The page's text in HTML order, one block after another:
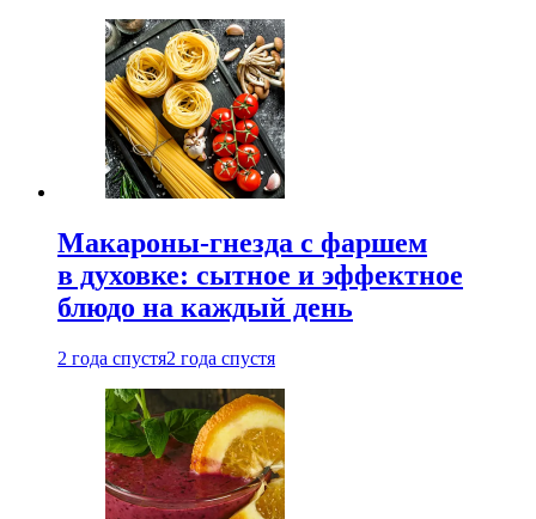
Макароны-гнезда с фаршем
в духовке: сытное и эффектное
блюдо на каждый день
2 года спустя2 года спустя